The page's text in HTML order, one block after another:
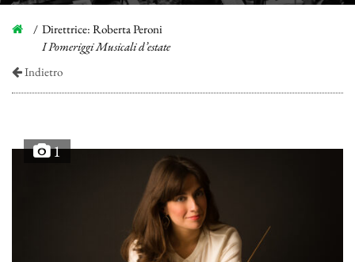
Direttrice: Roberta Peroni
I Pomeriggi Musicali d’estate
Indietro
1